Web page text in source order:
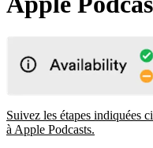
Suivez les étapes indiquées
à Apple Podcasts.